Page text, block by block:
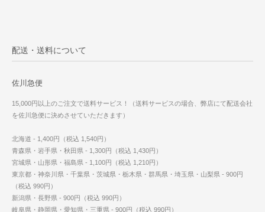
配送・送料について
佐川急便
15,000円以上のご注文で送料サービス！（送料サービスの場合、弊店にて配送会社
を佐川急便に決めさせていただきます）
北海道 - 1,400円（税込 1,540円）
青森県・岩手県・秋田県 - 1,300円（税込 1,430円）
宮城県・山形県・福島県 - 1,100円（税込 1,210円）
東京都・神奈川県・千葉県・茨城県・栃木県・群馬県・埼玉県・山梨県 - 900円
（税込 990円）
新潟県・長野県 - 900円（税込 990円）
岐阜県・静岡県・愛知県・三重県 - 900円（税込 990円）